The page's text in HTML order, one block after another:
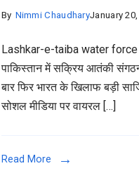
By Nimmi ChaudharyJanuary
Lashkar-e-taiba water
पाकिस्तान में सक्रिय आतंकी
बार फिर भारत के खिलाफ बड़ी
सोशल मीडिया पर वायरल […]
Read More